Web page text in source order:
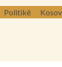
Politikë